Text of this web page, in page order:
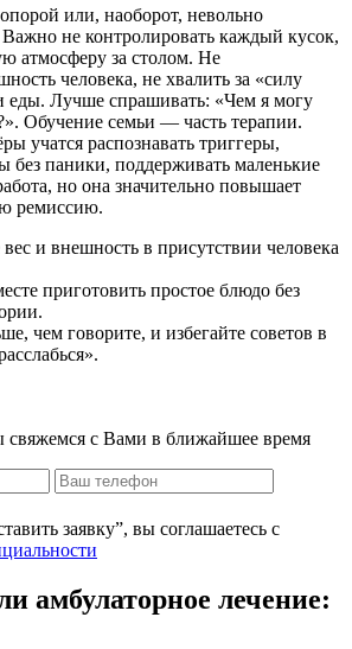
или, наоборот, невольно
Важно не контролировать каждый кусок,
атмосферу за столом. Не
человека, не хвалить за «силу
еды. Лучше спрашивать: «Чем я могу
Обучение семьи — часть терапии.
учатся распознавать триггеры,
без паники, поддерживать маленькие
но она значительно повышает
ремиссию.
и внешность в присутствии человека
приготовить простое блюдо без
чем говорите, и избегайте советов в
свяжемся с Вами в ближайшее время
заявку”, вы соглашаетесь с
амбулаторное лечение: